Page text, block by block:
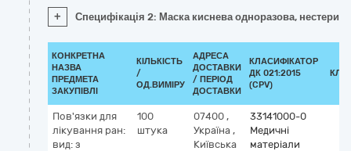
+ Специфікація 2: Маска киснева одноразова,
КОНКРЕТНА
НАЗВА
ПРЕДМЕТА
ЗАКУПІВЛІ
КІЛЬКІСТЬ
/
ОД.ВИМІРУ
АДРЕСА
ДОСТАВКИ
/ ПЕРІОД
ДОСТАВКИ
КЛАСИФІКАТОР
ДК 021:2015
(CPV)
Пов'язки для
лікування ран:
вид: з
100
штука
07400 ,
Україна ,
Київська
33141000-0
Медичні
матеріали